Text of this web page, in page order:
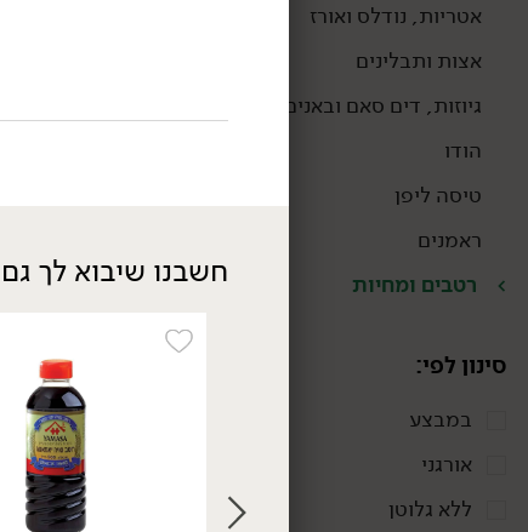
אטריות, נודלס ואורז
אצות ותבלינים
גיוזות, דים סאם ובאנים
הודו
טיסה ליפן
ראמנים
רטבים ומחיות
סינון לפי:
במבצע
אורגני
ללא גלוטן
גלוטן - COCOAST
אורגני
חשבנו שיבוא לך גם